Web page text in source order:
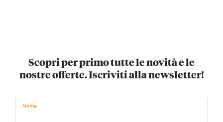
Scopri per primo tutte le novità e le
nostre offerte. Iscriviti alla newsletter!
Nome